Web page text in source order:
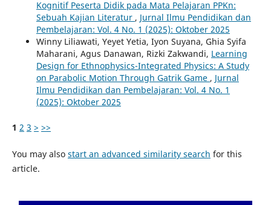
Kognitif Peserta Didik pada Mata Pelajaran PPKn:
Sebuah Kajian Literatur , Jurnal Ilmu Pendidikan dan
Pembelajaran: Vol. 4 No. 1 (2025): Oktober 2025
Winny Liliawati, Yeyet Yetia, Iyon Suyana, Ghia Syifa
Maharani, Agus Danawan, Rizki Zakwandi, Learning
Design for Ethnophysics-Integrated Physics: A Study
on Parabolic Motion Through Gatrik Game , Jurnal
Ilmu Pendidikan dan Pembelajaran: Vol. 4 No. 1
(2025): Oktober 2025
1 2 3 > >>
You may also start an advanced similarity search for this
article.